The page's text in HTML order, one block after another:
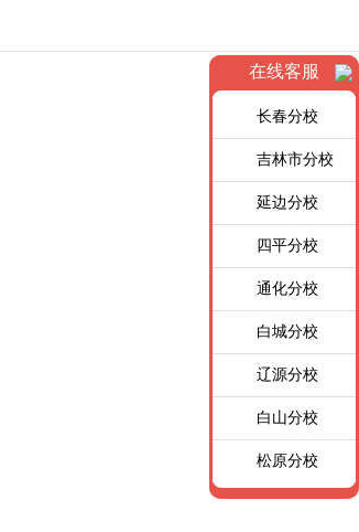
在线客服
长春分校
吉林市分校
延边分校
四平分校
通化分校
白城分校
辽源分校
白山分校
松原分校